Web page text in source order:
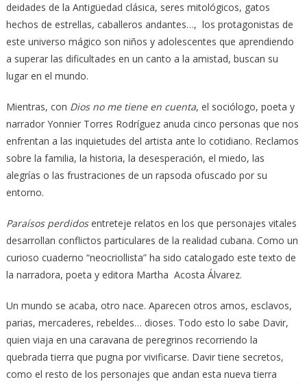
deidades de la Antigüedad clásica, seres mitológicos, gatos
hechos de estrellas, caballeros andantes…, los protagonistas de
este universo mágico son niños y adolescentes que aprendiendo
a superar las dificultades en un canto a la amistad, buscan su
lugar en el mundo.
Mientras, con Dios no me tiene en cuenta, el sociólogo, poeta y
narrador Yonnier Torres Rodríguez anuda cinco personas que nos
enfrentan a las inquietudes del artista ante lo cotidiano. Reclamos
sobre la familia, la historia, la desesperación, el miedo, las
alegrías o las frustraciones de un rapsoda ofuscado por su
entorno.
Paraísos perdidosentreteje relatos en los que personajes vitales
desarrollan conflictos particulares de la realidad cubana. Como un
curioso cuaderno “neocriollista” ha sido catalogado este texto de
la narradora, poeta y editora Martha Acosta Álvarez.
Un mundo se acaba, otro nace. Aparecen otros amos, esclavos,
parias, mercaderes, rebeldes… dioses. Todo esto lo sabe Davir,
quien viaja en una caravana de peregrinos recorriendo la
quebrada tierra que pugna por vivificarse. Davir tiene secretos,
como el resto de los personajes que andan esta nueva tierra